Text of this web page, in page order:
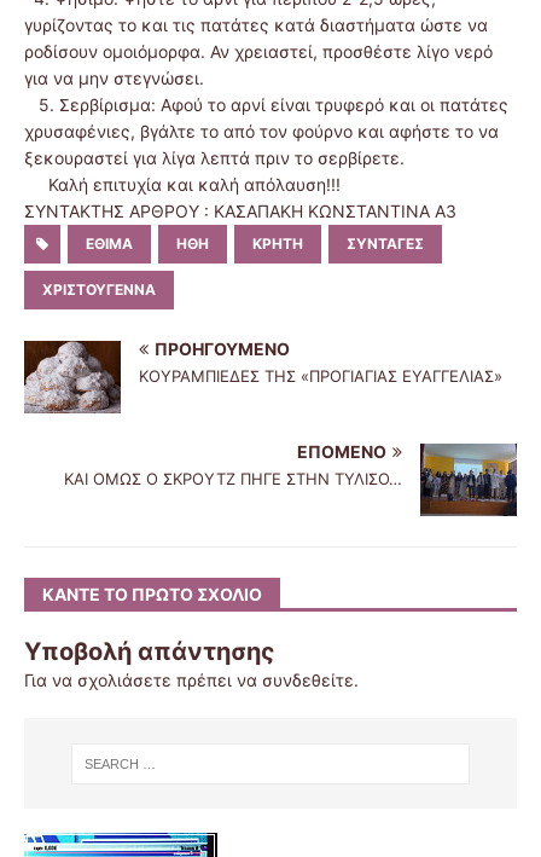
γυρίζοντας το και τις πατάτες κατά διαστήματα ώστε να
ροδίσουν ομοιόμορφα. Αν χρειαστεί, προσθέστε λίγο νερό
για να μην στεγνώσει.
5. Σερβίρισμα: Αφού το αρνί είναι τρυφερό και οι πατάτες
χρυσαφένιες, βγάλτε το από τον φούρνο και αφήστε το να
ξεκουραστεί για λίγα λεπτά πριν το σερβίρετε.
Καλή επιτυχία και καλή απόλαυση!!!
ΣΥΝΤΑΚΤΗΣ ΑΡΘΡΟΥ : ΚΑΣΑΠΑΚΗ ΚΩΝΣΤΑΝΤΙΝΑ Α3
ΕΘΙΜΑ ΗΘΗ ΚΡΗΤΗ ΣΥΝΤΑΓΕΣ
ΧΡΙΣΤΟΥΓΕΝΝΑ
ΠΡΟΗΓΟΎΜΕΝΟ
ΚΟΥΡΑΜΠΙΕΔΕΣ ΤΗΣ «ΠΡΟΓΙΑΓΙΑΣ ΕΥΑΓΓΕΛΙΑΣ»
ΕΠΌΜΕΝΟ
ΚΑΙ ΟΜΩΣ Ο ΣΚΡΟΥΤΖ ΠΗΓΕ ΣΤΗΝ ΤΥΛΙΣΟ…
ΚΆΝΤΕ ΤΟ ΠΡΏΤΟ ΣΧΌΛΙΟ
Υποβολή απάντησης
Για να σχολιάσετε πρέπει να συνδεθείτε.